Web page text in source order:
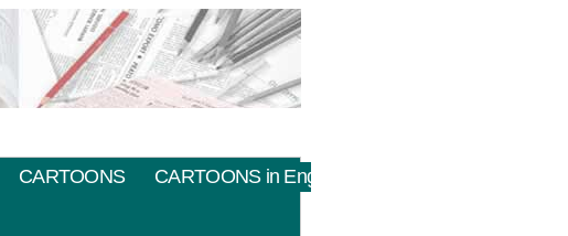
CARTOONS CARTOONS in English